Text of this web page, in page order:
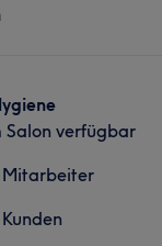
Salon verfügbar
Mitarbeiter